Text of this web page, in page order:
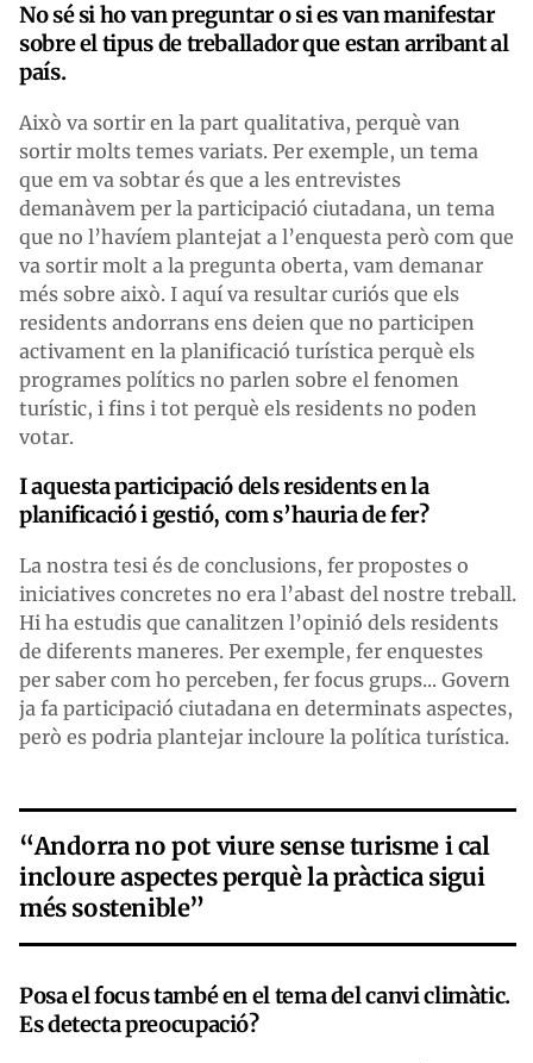
No sé si ho van preguntar o si es van manifestar
sobre el tipus de treballador que estan arribant al
país.
Això va sortir en la part qualitativa, perquè van
sortir molts temes variats. Per exemple, un tema
que em va sobtar és que a les entrevistes
demanàvem per la participació ciutadana, un tema
que no l’havíem plantejat a l’enquesta però com que
va sortir molt a la pregunta oberta, vam demanar
més sobre això. I aquí va resultar curiós que els
residents andorrans ens deien que no participen
activament en la planificació turística perquè els
programes polítics no parlen sobre el fenomen
turístic, i fins i tot perquè els residents no poden
votar.
I aquesta participació dels residents en la
planificació i gestió, com s’hauria de fer?
La nostra tesi és de conclusions, fer propostes o
iniciatives concretes no era l’abast del nostre treball.
Hi ha estudis que canalitzen l’opinió dels residents
de diferents maneres. Per exemple, fer enquestes
per saber com ho perceben, fer focus grups... Govern
ja fa participació ciutadana en determinats aspectes,
però es podria plantejar incloure la política turística.
“Andorra no pot viure sense turisme i cal
incloure aspectes perquè la pràctica sigui
més sostenible”
Posa el focus també en el tema del canvi climàtic.
Es detecta preocupació?